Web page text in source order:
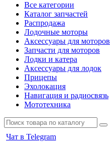
Все категории
Каталог запчастей
Распродажа
Лодочные моторы
Аксессуары для моторов
Запчасти для моторов
Лодки и катера
Аксессуары для лодок
Прицепы
Эхолокация
Навигация и радиосвязь
Мототехника
Чат в Telegram